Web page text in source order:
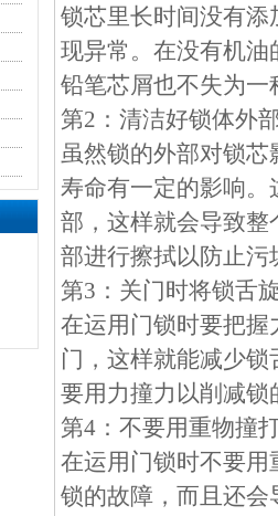
锁芯里长时间没有
现异常。在没有机
铅笔芯屑也不失
第2：清洁好锁体
虽然锁的外部对锁
寿命有一定的影响
部，这样就会导致
部进行擦拭以防
第3：关门时将锁
在运用门锁时要把
门，这样就能减少
要用力撞力以削
第4：不要用重物
在运用门锁时不要
锁的故障，而且还